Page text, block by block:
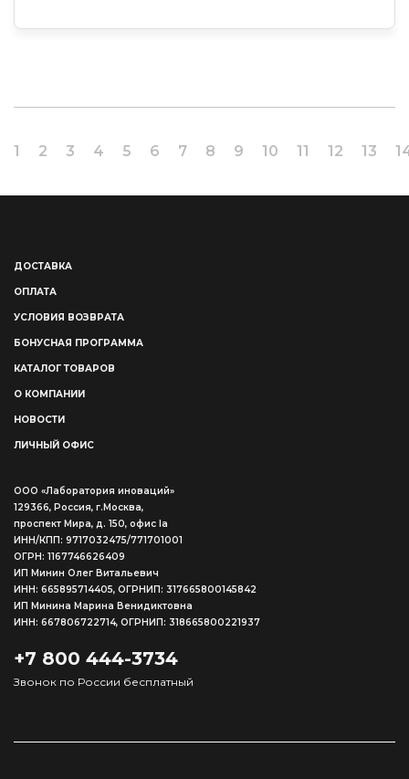
1 2 3 4 5 6 7 8 9 10 11 12 13
ДОСТАВКА
ОПЛАТА
УСЛОВИЯ ВОЗВРАТА
БОНУСНАЯ ПРОГРАММА
КАТАЛОГ ТОВАРОВ
О КОМПАНИИ
НОВОСТИ
ЛИЧНЫЙ ОФИС
ООО «Лаборатория иноваций»
129366, Россия, г.Москва,
проспект Мира, д. 150, офис Ia
ИНН/КПП: 9717032475/771701001
ОГРН: 1167746626409
ИП Минин Олег Витальевич
ИНН: 665895714405, ОГРНИП: 317665800145842
ИП Минина Марина Венидиктовна
ИНН: 667806722714, ОГРНИП: 318665800221937
+7 800 444-3734
Звонок по России бесплатный